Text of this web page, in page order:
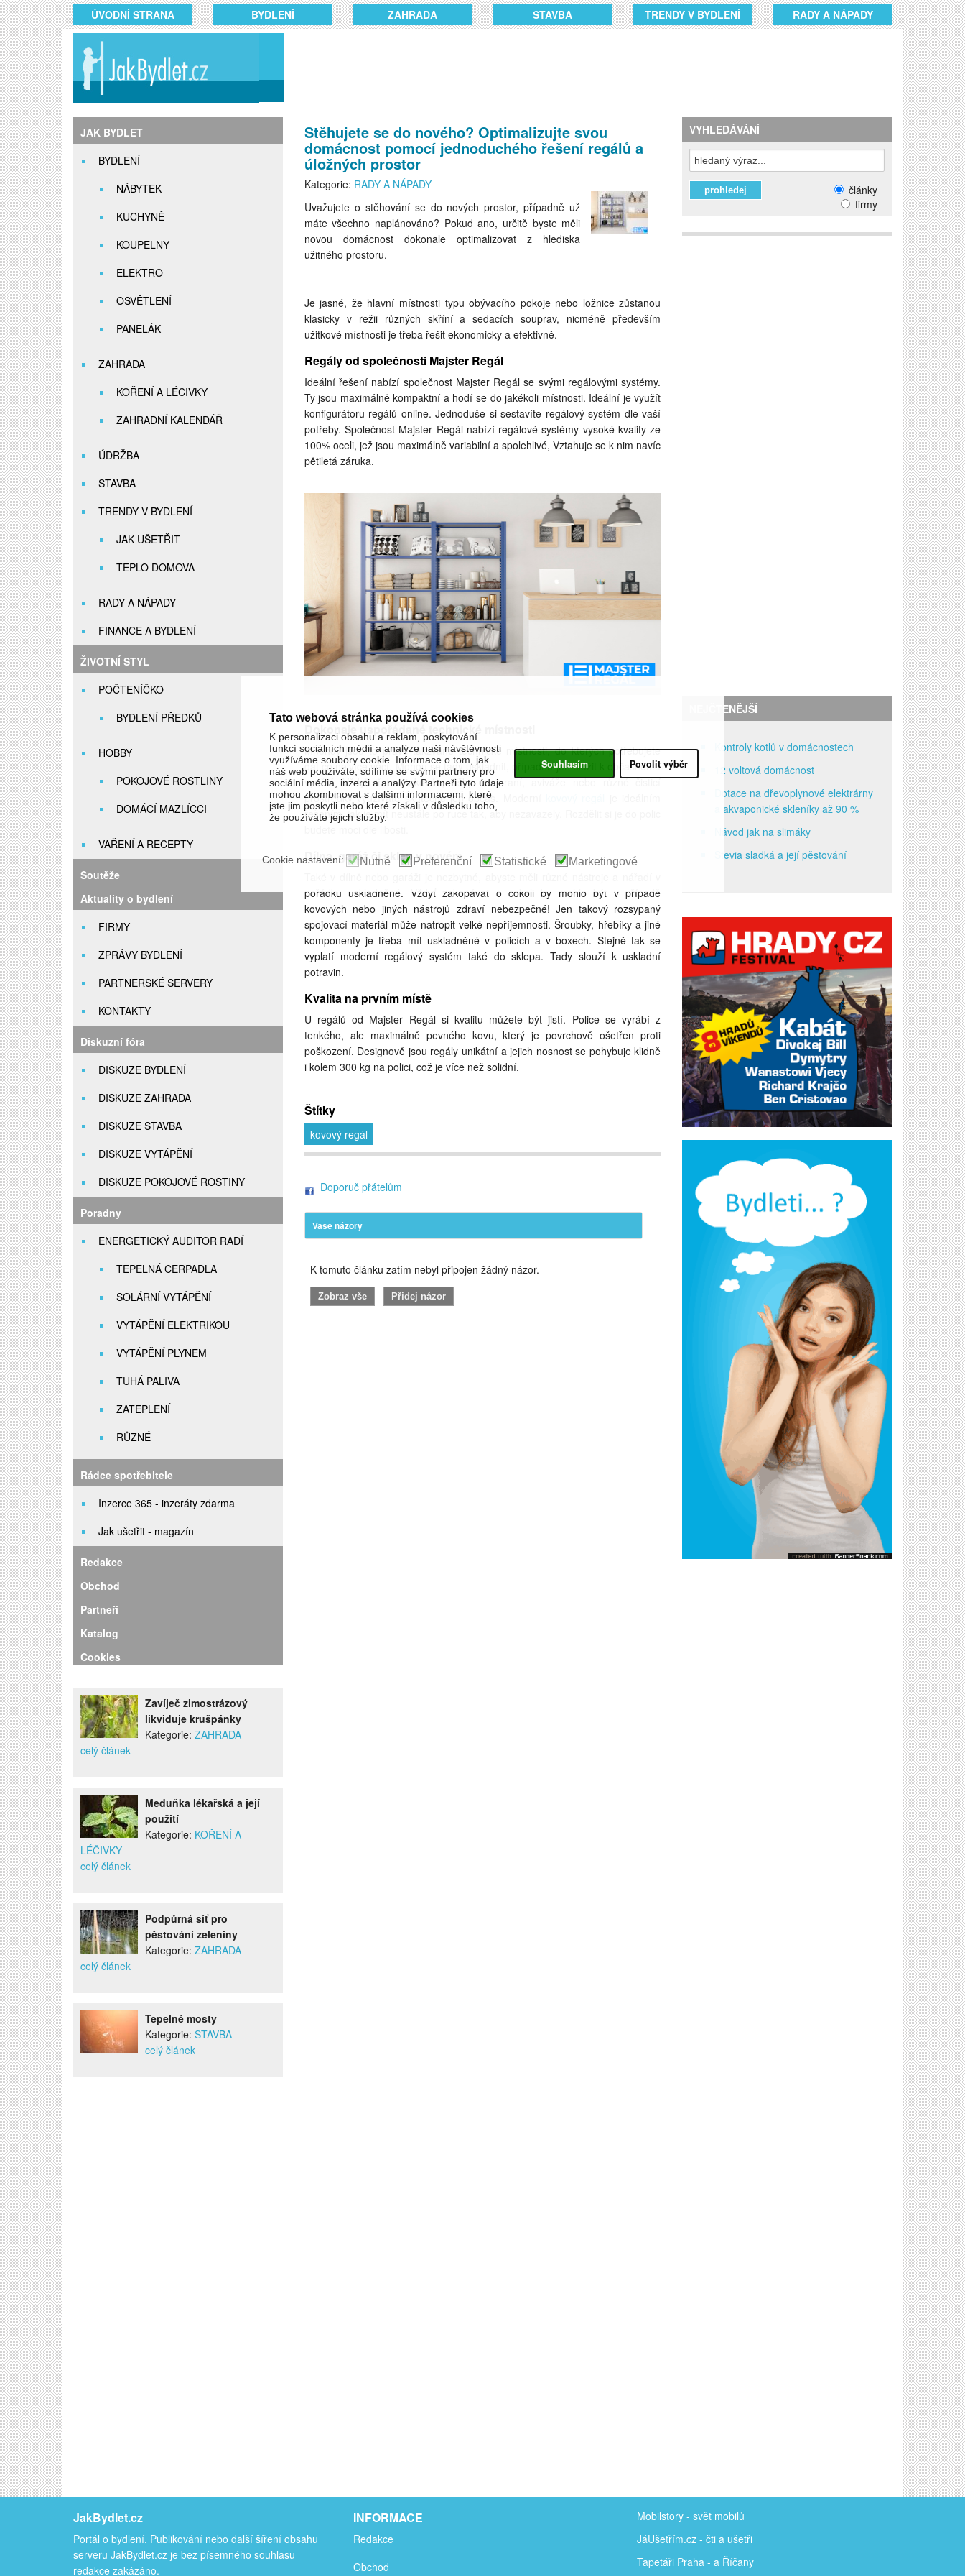
ÚVODNÍ STRANA BYDLENÍ ZAHRADA STAVBA TRENDY V BYDLENÍ RADY A NÁPADY
JAK BYDLET
BYDLENÍ
NÁBYTEK
KUCHYNĚ
KOUPELNY
ELEKTRO
OSVĚTLENÍ
PANELÁK
ZAHRADA
KOŘENÍ A LÉČIVKY
ZAHRADNÍ KALENDÁŘ
ÚDRŽBA
STAVBA
TRENDY V BYDLENÍ
JAK UŠETŘIT
TEPLO DOMOVA
RADY A NÁPADY
FINANCE A BYDLENÍ
ŽIVOTNÍ STYL
POČTENÍČKO
BYDLENÍ PŘEDKŮ
HOBBY
POKOJOVÉ ROSTLINY
DOMÁCÍ MAZLÍČCI
VAŘENÍ A RECEPTY
Soutěže
Aktuality o bydlení
FIRMY
ZPRÁVY BYDLENÍ
PARTNERSKÉ SERVERY
KONTAKTY
Diskuzní fóra
DISKUZE BYDLENÍ
DISKUZE ZAHRADA
DISKUZE STAVBA
DISKUZE VYTÁPĚNÍ
DISKUZE POKOJOVÉ ROSTINY
Poradny
ENERGETICKÝ AUDITOR RADÍ
TEPELNÁ ČERPADLA
SOLÁRNÍ VYTÁPĚNÍ
VYTÁPĚNÍ ELEKTRIKOU
VYTÁPĚNÍ PLYNEM
TUHÁ PALIVA
ZATEPLENÍ
RŮZNÉ
Rádce spotřebitele
Inzerce 365 - inzeráty zdarma
Jak ušetřit - magazín
Redakce
Obchod
Partneři
Katalog
Cookies
Zavíječ zimostrázový
likviduje krušpánky
Kategorie: ZAHRADA
celý článek
Meduňka lékařská a její
použití
Kategorie: KOŘENÍ A
LÉČIVKY
celý článek
Podpůrná síť pro
pěstování zeleniny
Kategorie: ZAHRADA
celý článek
Tepelné mosty
Kategorie: STAVBA
celý článek
Stěhujete se do nového? Optimalizujte svou
domácnost pomocí jednoduchého řešení regálů a
úložných prostor
Kategorie: RADY A NÁPADY
Uvažujete o stěhování se do nových prostor, případně už
máte všechno naplánováno? Pokud ano, určitě byste měli
novou domácnost dokonale optimalizovat z hlediska
užitného prostoru.
Je jasné, že hlavní místnosti typu obývacího pokoje nebo ložnice zůstanou
klasicky v režii různých skříní a sedacích souprav, nicméně především
užitkové místnosti je třeba řešit ekonomicky a efektivně.
Regály od společnosti Majster Regál
Ideální řešení nabízí společnost Majster Regál se svými regálovými systémy.
Ty jsou maximálně kompaktní a hodí se do jakékoli místnosti. Ideální je využít
konfigurátoru regálů online. Jednoduše si sestavíte regálový systém dle vaší
potřeby. Společnost Majster Regál nabízí regálové systémy vysoké kvality ze
100% oceli, jež jsou maximálně variabilní a spolehlivé, Vztahuje se k nim navíc
pětiletá záruka.
Dokonale uspořádané technické místnosti
Mnohdy jsou to právě takzvané technické místnosti, do kterých potřebujete
dát co nejvíce věcí. Mohou se tady uskladnit, případně jen uložit k občasnému
využití. Vždyť třeba takové prášky na praní, aviváže nebo různé čisticí
prostředky využíváte skutečně jen občas. Moderní
řešením, jak je mít neustále po ruce tak, aby nezavazely. Rozdělit si je do polic
Dílna, garáž či sklep v novém
pořádku uskladněné. Vždyť zakopávat o cokoli by mohlo být v případě
kovových nebo jiných nástrojů zdraví nebezpečné! Jen takový rozsypaný
spojovací materiál může natropit velké nepříjemnosti. Šroubky, hřebíky a jiné
komponenty je třeba mít uskladněné v policích a v boxech. Stejně tak se
vyplatí moderní regálový systém také do sklepa. Tady slouží k uskladní
potravin.
Kvalita na prvním místě
U regálů od Majster Regál si kvalitu můžete být jistí. Police se vyrábí z
tenkého, ale maximálně pevného kovu, který je povrchově ošetřen proti
poškození. Designově jsou regály unikátní a jejich nosnost se pohybuje klidně
i kolem 300 kg na polici, což je více než solidní.
Štítky
kovový regál
Doporuč přátelům
Vaše názory
K tomuto článku zatím nebyl připojen žádný názor.
VYHLEDÁVÁNÍ
články
firmy
NEJČTENĚJŠÍ
Kontroly kotlů v domácnostech
12 voltová domácnost
Dotace na dřevoplynové elektrárny
a akvaponické skleníky až 90 %
Návod jak na slimáky
Stevia sladká a její pěstování
JakBydlet.cz
Portál o bydlení. Publikování nebo další šíření obsahu
serveru JakBydlet.cz je bez písemného souhlasu
redakce zakázáno.
INFORMACE
Redakce
Obchod
Mobilstory - svět mobilů
JáUšetřím.cz - čti a ušetři
Tapetáři Praha - a Říčany
Tato webová stránka používá cookies
K personalizaci obsahu a reklam, poskytování
funkcí sociálních médií a analýze naší návštěvnosti
využíváme soubory cookie. Informace o tom, jak
náš web používáte, sdílíme se svými partnery pro
sociální média, inzerci a analýzy. Partneři tyto údaje
mohou zkombinovat s dalšími informacemi, které
jste jim poskytli nebo které získali v důsledku toho,
že používáte jejich služby.
Souhlasím Povolit výběr
Cookie nastavení: Nutné Preferenční Statistické Marketingové